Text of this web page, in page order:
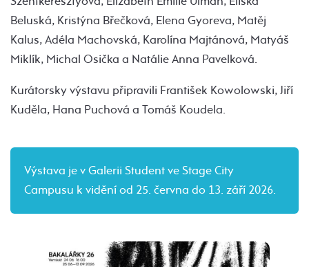
Beluská, Kristýna Břečková, Elena Gyoreva, Matěj
Kalus, Adéla Machovská, Karolína Majtánová, Matyáš
Miklík, Michal Osička a Natálie Anna Pavelková.
Kurátorsky výstavu připravili František Kowolowski, Jiří
Kuděla, Hana Puchová a Tomáš Koudela.
Výstava je v Galerii Student ve Stage City
Campusu k vidění od 25. června do 13. září 2026.